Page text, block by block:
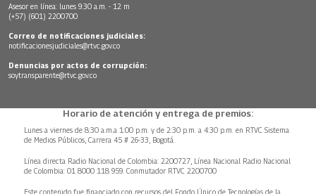
Asesor en línea: lunes 9:30 a.m. - 12 m
(+57) (601) 2200700
Correo de notificaciones judiciales:
notificacionesjudiciales@rtvc.gov.co
Denuncias por actos de corrupción:
soytransparente@rtvc.gov.co
Horario de atención y entrega de premios:
Lunes a viernes de 8:30 a.m.a 1:00 p.m. y de 2:30 p.m. a 4:30 p.m. en RTVC Sistema
de Medios Públicos, Carrera 45 # 26-33, Bogotá.
Línea directa Radio Nacional de Colombia: 2200727, Línea Nacional Radio Nacional
de Colombia: 01 8000 118 959. Conmutador RTVC 2200700
Este contenido fue financiado con recursos del Fondo Único de Tecnologías de la